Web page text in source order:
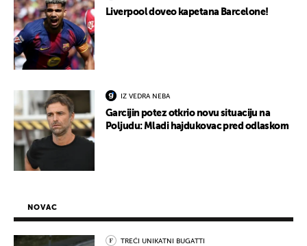
Liverpool doveo kapetana Barcelone!
IZ VEDRA NEBA
Garcijin potez otkrio novu situaciju na
Poljudu: Mladi hajdukovac pred odlaskom
NOVAC
TREĆI UNIKATNI BUGATTI